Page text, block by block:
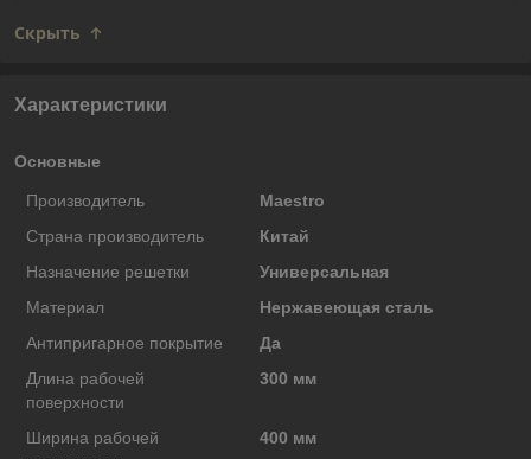
Скрыть
Характеристики
Основные
Производитель
Maestro
Страна производитель
Китай
Назначение решетки
Универсальная
Материал
Нержавеющая сталь
Антипригарное покрытие
Да
Длина рабочей
поверхности
300 мм
Ширина рабочей
400 мм